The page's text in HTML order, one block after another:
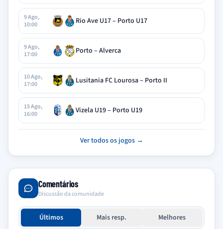
9 Ago,
10:00
Rio Ave U17 – Porto U17
9 Ago,
17:00
Porto – Alverca
10 Ago,
17:00
Lusitania FC Lourosa – Porto II
15 Ago,
16:00
Vizela U19 – Porto U19
Ver todos os jogos →
Comentários
Discussão da comunidade
Últimos Mais resp. Melhores